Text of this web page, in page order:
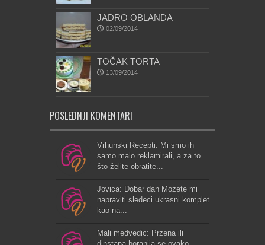
JADRO OBLANDA
02/09/2014
TOČAK TORTA
13/09/2014
POSLEDNJI KOMENTARI
Vrhunski Recepti: Mi smo ih
samo malo reklamirali, a za to
što želite obratite...
Jovica: Dobar dan Mozete mi
napraviti sledeci ukrasni komplet
kao na...
Mali medvedic: Przena ili